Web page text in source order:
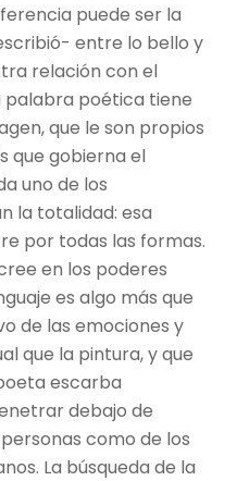
puede ser la
entre lo bello y
relación con el
palabra poética tiene
que le son propios
que gobierna el
uno de los
la totalidad: esa
por todas las formas.
en los poderes
es algo más que
de las emociones y
que la pintura, y que
escarba
debajo de
como de los
La búsqueda de la